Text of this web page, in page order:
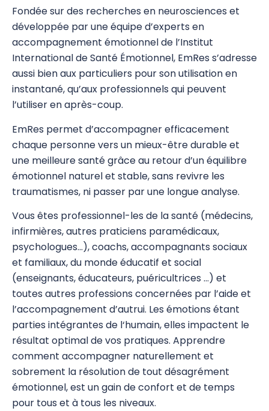
Analyse Transactionnelle (AT)
Autres Formations
Communication et Trauma
EmRes
Massage et Méthodes physiques douces
Pauses Bien-Être
Pour les enfants
Premiers Secours
Sciences
Fondée sur des recherches en neurosciences et
développée par une équipe d’experts en
accompagnement émotionnel de l’Institut
International de Santé Émotionnel, EmRes s’adresse
aussi bien aux particuliers pour son utilisation en
instantané, qu’aux professionnels qui peuvent
l’utiliser en après-coup.
EmRes permet d’accompagner efficacement
chaque personne vers un mieux-être durable et
une meilleure santé grâce au retour d’un équilibre
émotionnel naturel et stable, sans revivre les
traumatismes, ni passer par une longue analyse.
Vous êtes professionnel-les de la santé (médecins,
infirmières, autres praticiens paramédicaux,
psychologues…), coachs, accompagnants sociaux
et familiaux, du monde éducatif et social
(enseignants, éducateurs, puéricultrices …) et
toutes autres professions concernées par l’aide et
l’accompagnement d’autrui. Les émotions étant
parties intégrantes de l‘humain, elles impactent le
résultat optimal de vos pratiques. Apprendre
comment accompagner naturellement et
sobrement la résolution de tout désagrément
émotionnel, est un gain de confort et de temps
pour tous et à tous les niveaux.